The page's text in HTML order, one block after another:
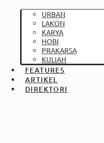
URBAN
LAKON
KARYA
HOBI
PRAKARSA
KULIAH
FEATURES
ARTIKEL
DIREKTORI